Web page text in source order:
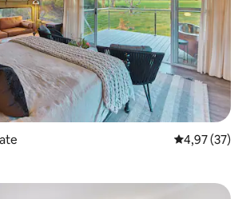
Évaluation
4,97 (37)